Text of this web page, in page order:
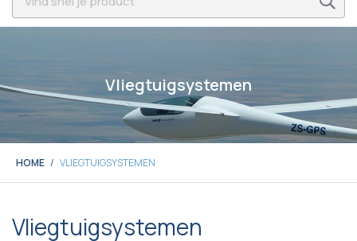
Vliegtuigsystemen
HOME VLIEGTUIGSYSTEMEN
Vliegtuigsystemen